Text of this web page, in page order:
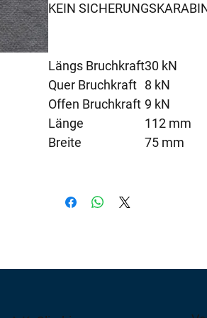
KEIN
Längs Bruchkraft30 kN
Quer Bruchkraft 8 kN
Offen Bruchkraft 9 kN
Länge
112 mm
Breite
75 mm